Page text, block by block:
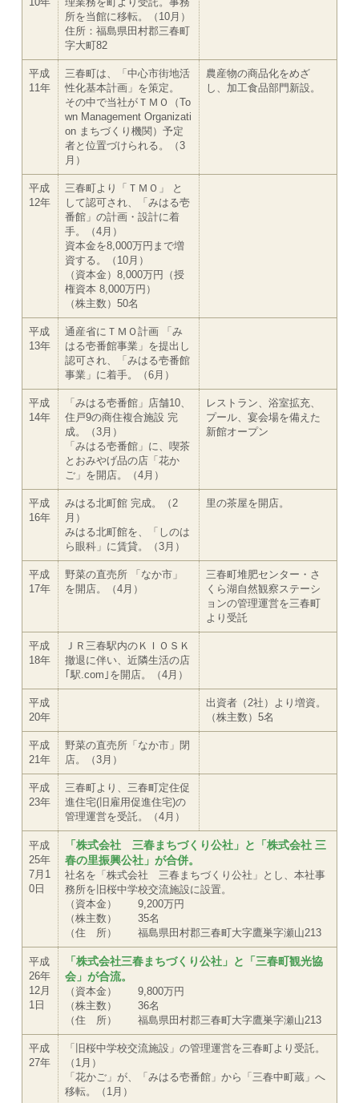
所を当館に移転。（10月）
住所：福島県田村郡三春町
字大町82
平成
11年
三春町は、「中心市街地活
性化基本計画」を策定。
その中で当社がＴＭＯ（To
wn Management Organizati
on まちづくり機関）予定
者と位置づけられる。（3
月）
農産物の商品化をめざ
し、加工食品部門新設。
平成
12年
三春町より「ＴＭＯ」 と
して認可され、「みはる壱
番館」の計画・設計に着
手。（4月）
資本金を8,000万円まで増
資する。（10月）
（資本金）8,000万円（授
権資本 8,000万円）
（株主数）50名
平成
13年
通産省にＴＭＯ計画 「み
はる壱番館事業」を提出し
認可され、「みはる壱番館
事業」に着手。（6月）
平成
14年
「みはる壱番館」店舗10、
住戸9の商住複合施設 完
成。（3月）
「みはる壱番館」に、喫茶
とおみやげ品の店「花か
ご」を開店。（4月）
レストラン、浴室拡充、
プール、宴会場を備えた
新館オープン
平成
16年
みはる北町館 完成。（2
月）
みはる北町館を、「しのは
ら眼科」に賃貸。（3月）
里の茶屋を開店。
平成
17年
野菜の直売所 「なか市」
を開店。（4月）
三春町堆肥センター・さ
くら湖自然観察ステーシ
ョンの管理運営を三春町
より受託
平成
18年
ＪＲ三春駅内のＫＩＯＳＫ
撤退に伴い、近隣生活の店
｢駅.com｣を開店。（4月）
平成
20年
出資者（2社）より増資。
（株主数）5名
平成
21年
野菜の直売所「なか市」閉
店。（3月）
平成
23年
三春町より、三春町定住促
進住宅(旧雇用促進住宅)の
管理運営を受託。（4月）
平成
25年
7月1
0日
「株式会社 三春まちづくり公社」と「株式会社 三
春の里振興公社」が合併。
社名を「株式会社 三春まちづくり公社」とし、本社事
務所を旧桜中学校交流施設に設置。
（資本金） 9,200万円
（株主数） 35名
（住 所） 福島県田村郡三春町大字鷹巣字瀬山213
平成
26年
12月
1日
「株式会社三春まちづくり公社」と「三春町観光協
会」が合流。
（資本金） 9,800万円
（株主数） 36名
（住 所） 福島県田村郡三春町大字鷹巣字瀬山213
平成
27年
「旧桜中学校交流施設」の管理運営を三春町より受託。
（1月）
「花かご」が、「みはる壱番館」から「三春中町蔵」へ
移転。（1月）